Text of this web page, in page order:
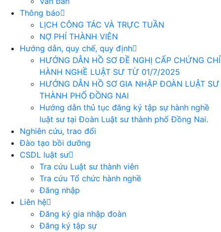
Thông báo
LỊCH CÔNG TÁC VÀ TRỰC TUẦN
NỢ PHÍ THÀNH VIÊN
Hướng dẫn, quy chế, quy định
HƯỚNG DẪN HỒ SƠ ĐỀ NGHỊ CẤP CHỨNG CHỈ
HÀNH NGHỀ LUẬT SƯ TỪ 01/7/2025
HƯỚNG DẪN HỒ SƠ GIA NHẬP ĐOÀN LUẬT SƯ
THÀNH PHỐ ĐỒNG NAI
Hướng dẫn thủ tục đăng ký tập sự hành nghề
luật sư tại Đoàn Luật sư thành phố Đồng Nai.
Nghiên cứu, trao đổi
Đào tạo bồi dưỡng
CSDL luật sư
Tra cứu Luật sư thành viên
Tra cứu Tổ chức hành nghề
Đăng nhập
Liên hệ
Đăng ký gia nhập đoàn
Đăng ký tập sự